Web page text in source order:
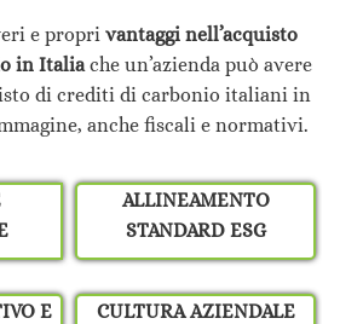
e propri vantaggi nell’acquisto
in Italiache un’azienda può avere
di crediti di carbonio italiani in
anche fiscali e normativi.
ALLINEAMENTO
STANDARD ESG
E
CULTURA AZIENDALE